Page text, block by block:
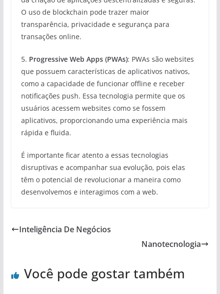
O uso de blockchain pode trazer maior
transparência, privacidade e segurança para
transações online.
5. Progressive Web Apps (PWAs): PWAs são websites
que possuem características de aplicativos nativos,
como a capacidade de funcionar offline e receber
notificações push. Essa tecnologia permite que os
usuários acessem websites como se fossem
aplicativos, proporcionando uma experiência mais
rápida e fluida.
É importante ficar atento a essas tecnologias
disruptivas e acompanhar sua evolução, pois elas
têm o potencial de revolucionar a maneira como
desenvolvemos e interagimos com a web.
Inteligência De Negócios
Nanotecnologia
Você pode gostar também